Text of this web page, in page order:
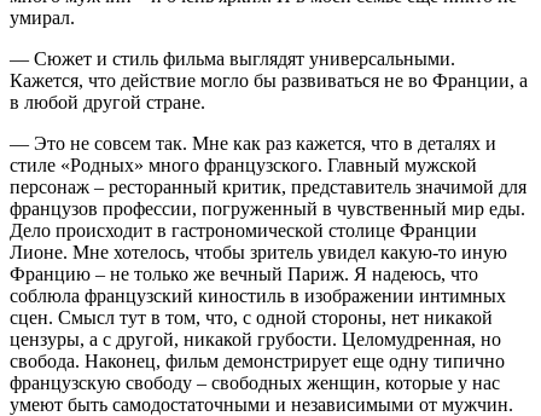
умирал.
— Сюжет и стиль фильма выглядят универсальными.
Кажется, что действие могло бы развиваться не во Франции, а
в любой другой стране.
— Это не совсем так. Мне как раз кажется, что в деталях и
стиле «Родных» много французского. Главный мужской
персонаж – ресторанный критик, представитель значимой для
французов профессии, погруженный в чувственный мир еды.
Дело происходит в гастрономической столице Франции
Лионе. Мне хотелось, чтобы зритель увидел какую-то иную
Францию – не только же вечный Париж. Я надеюсь, что
соблюла французский киностиль в изображении интимных
сцен. Смысл тут в том, что, с одной стороны, нет никакой
цензуры, а с другой, никакой грубости. Целомудренная, но
свобода. Наконец, фильм демонстрирует еще одну типично
французскую свободу – свободных женщин, которые у нас
умеют быть самодостаточными и независимыми от мужчин.